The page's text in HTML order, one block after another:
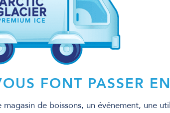
FONT PASSER
de boissons, un événement, une